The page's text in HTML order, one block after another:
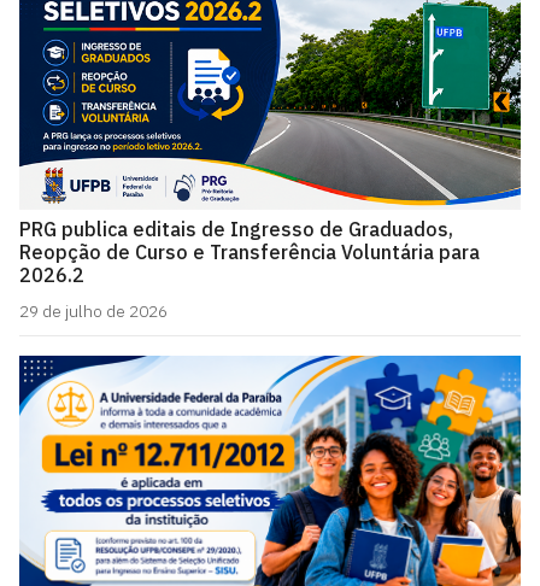
PRG publica editais de Ingresso de Graduados,
Reopção de Curso e Transferência Voluntária para
2026.2
29 de julho de 2026